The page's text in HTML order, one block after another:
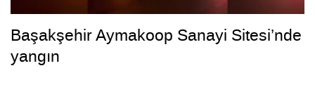
Başakşehir Aymakoop Sanayi Sitesi’nde
yangın